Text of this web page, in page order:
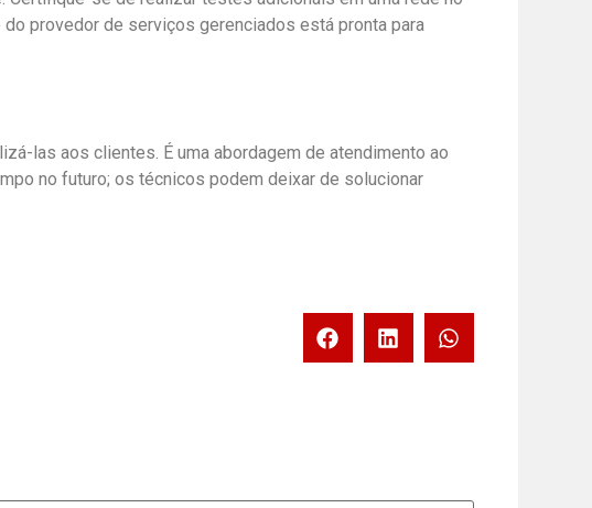
provedor de serviços gerenciados está pronta para
las aos clientes. É uma abordagem de atendimento ao
no futuro; os técnicos podem deixar de solucionar